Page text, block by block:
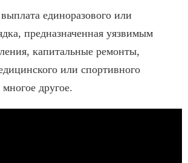
единоразового или
предназначенная уязвимым
капитальные ремонты,
или спортивного
другое.